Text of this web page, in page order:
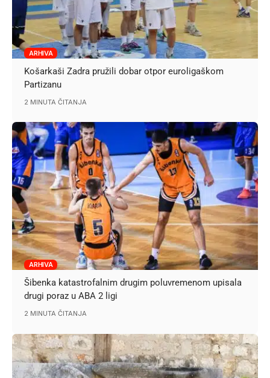
ARHIVA
Košarkaši Zadra pružili dobar otpor euroligaškom
Partizanu
2 MINUTA ČITANJA
ARHIVA
Šibenka katastrofalnim drugim poluvremenom upisala
drugi poraz u ABA 2 ligi
2 MINUTA ČITANJA